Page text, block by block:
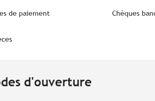
de paiement Chèques
d'ouverture